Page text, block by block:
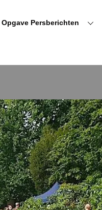
Opgave Persberichten